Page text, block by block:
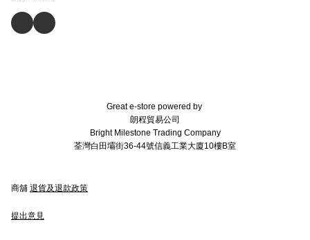
Great e-store powered by
朗程貿易公司
Bright Milestone Trading Company
荃灣白田壩街36-44號信義工業大廈10樓B室
商舖 退貨及退款政策
提出意見